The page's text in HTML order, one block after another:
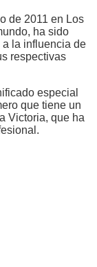
de 2011 en Los
ha sido
la influencia de
respectivas
especial
que tiene un
Victoria, que ha